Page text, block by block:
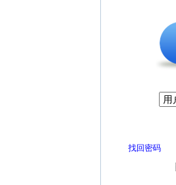
找回密码